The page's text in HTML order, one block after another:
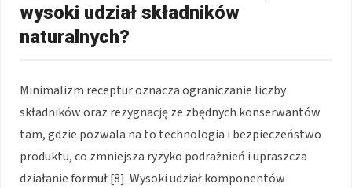
wysoki udział składników
naturalnych?
Minimalizm receptur oznacza ograniczanie liczby
składników oraz rezygnację ze zbędnych konserwantów
tam, gdzie pozwala na to technologia i bezpieczeństwo
produktu, co zmniejsza ryzyko podrażnień i upraszcza
działanie formuł [8]. Wysoki udział komponentów